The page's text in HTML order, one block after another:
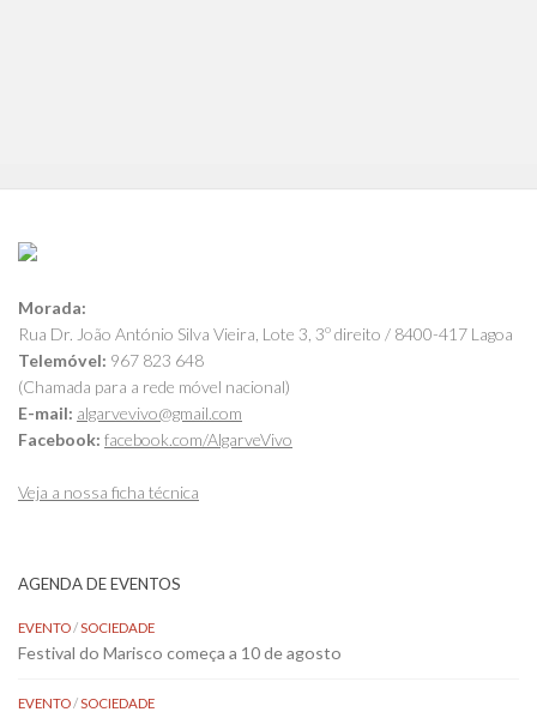
Morada:
Rua Dr. João António Silva Vieira, Lote 3, 3º direito / 8400-417 Lagoa
Telemóvel: 967 823 648
(Chamada para a rede móvel nacional)
E-mail: algarvevivo@gmail.com
Facebook: facebook.com/AlgarveVivo
Veja a nossa ficha técnica
AGENDA DE EVENTOS
EVENTO/SOCIEDADE
Festival do Marisco começa a 10 de agosto
EVENTO/SOCIEDADE